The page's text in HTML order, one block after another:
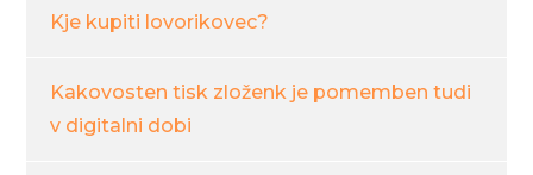
Kje kupiti lovorikovec?
Kakovosten tisk zloženk je pomemben tudi
v digitalni dobi